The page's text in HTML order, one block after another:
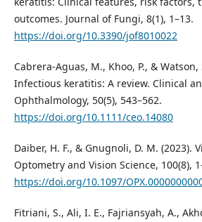
outcomes. Journal of Fungi, 8(1), 1–13.
https://doi.org/10.3390/jof8010022
Cabrera-Aguas, M., Khoo, P., & Watson,
Infectious keratitis: A review. Clinical
Ophthalmology, 50(5), 543–562.
https://doi.org/10.1111/ceo.14080
Daiber, H. F., & Gnugnoli, D. M. (2023).
Optometry and Vision Science, 100(8),
https://doi.org/10.1097/
Fitriani, S., Ali, I. E., Fajriansyah, A.,